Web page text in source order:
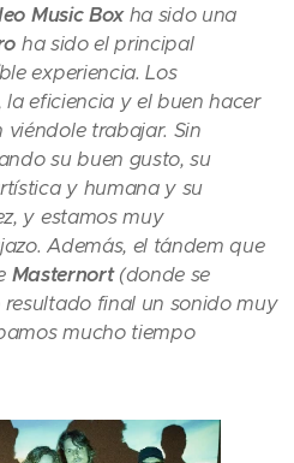
Music Boxha sido una
ha sido el principal
experiencia. Los
eficiencia y el buen hacer
trabajar. Sin
su buen gusto, su
y humana y su
y estamos muy
Además, el tándem que
Masternort(donde se
final un sonido muy
mucho tiempo